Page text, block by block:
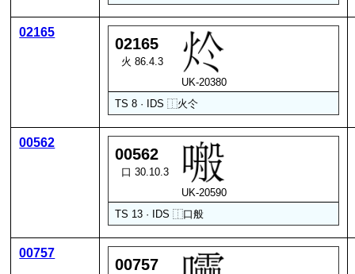
02165
02165
火 86.4.3
UK-20380
TS 8 · IDS⿰火仒
00562
00562
口 30.10.3
UK-20590
TS 13 · IDS⿰口般
00757
00757